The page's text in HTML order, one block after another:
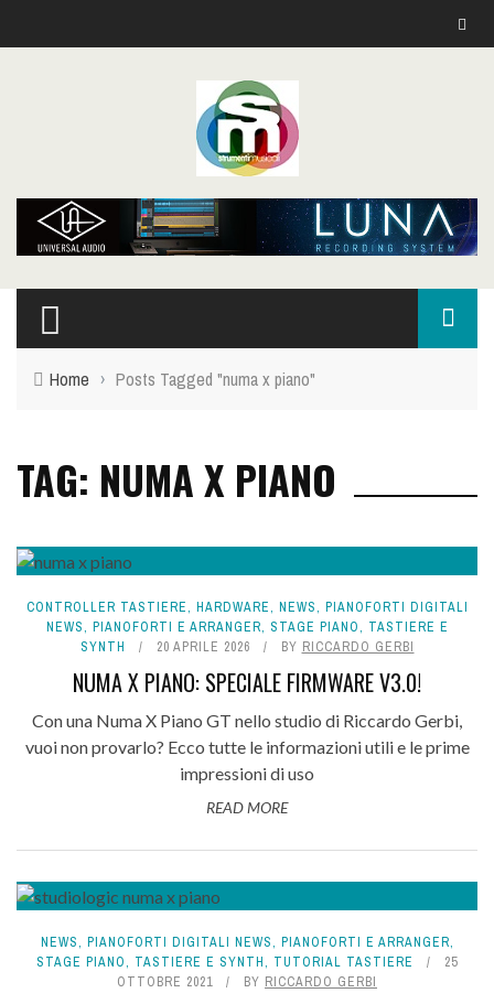
Home › Posts Tagged "numa x piano"
TAG: NUMA X PIANO
CONTROLLER TASTIERE, HARDWARE, NEWS, PIANOFORTI DIGITALI
NEWS, PIANOFORTI E ARRANGER, STAGE PIANO, TASTIERE E
SYNTH
20 APRILE 2026 BY RICCARDO GERBI
NUMA X PIANO: SPECIALE FIRMWARE V3.0!
Con una Numa X Piano GT nello studio di Riccardo Gerbi,
vuoi non provarlo? Ecco tutte le informazioni utili e le prime
impressioni di uso
READ MORE
NEWS, PIANOFORTI DIGITALI NEWS, PIANOFORTI E ARRANGER,
STAGE PIANO, TASTIERE E SYNTH, TUTORIAL TASTIERE
25
OTTOBRE 2021
BY RICCARDO GERBI